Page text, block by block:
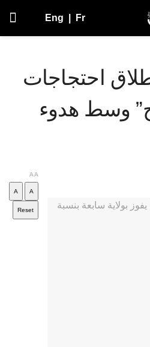
Eng Fr
احتجاجات
وسط هدوء
AA
A
A
Reset